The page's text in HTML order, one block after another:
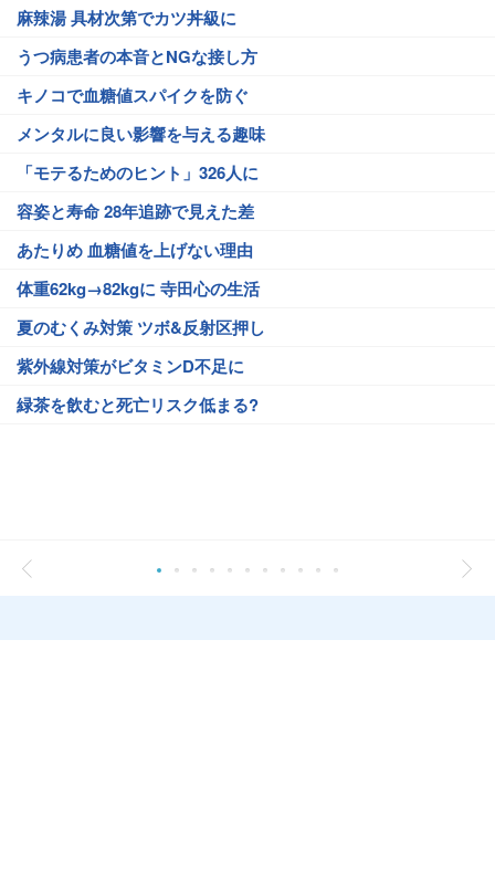
麻辣湯 具材次第でカツ丼級に
うつ病患者の本音とNGな接し方
キノコで血糖値スパイクを防ぐ
メンタルに良い影響を与える趣味
「モテるためのヒント」326人に
容姿と寿命 28年追跡で見えた差
あたりめ 血糖値を上げない理由
体重62kg→82kgに 寺田心の生活
夏のむくみ対策 ツボ&反射区押し
紫外線対策がビタミンD不足に
緑茶を飲むと死亡リスク低まる?